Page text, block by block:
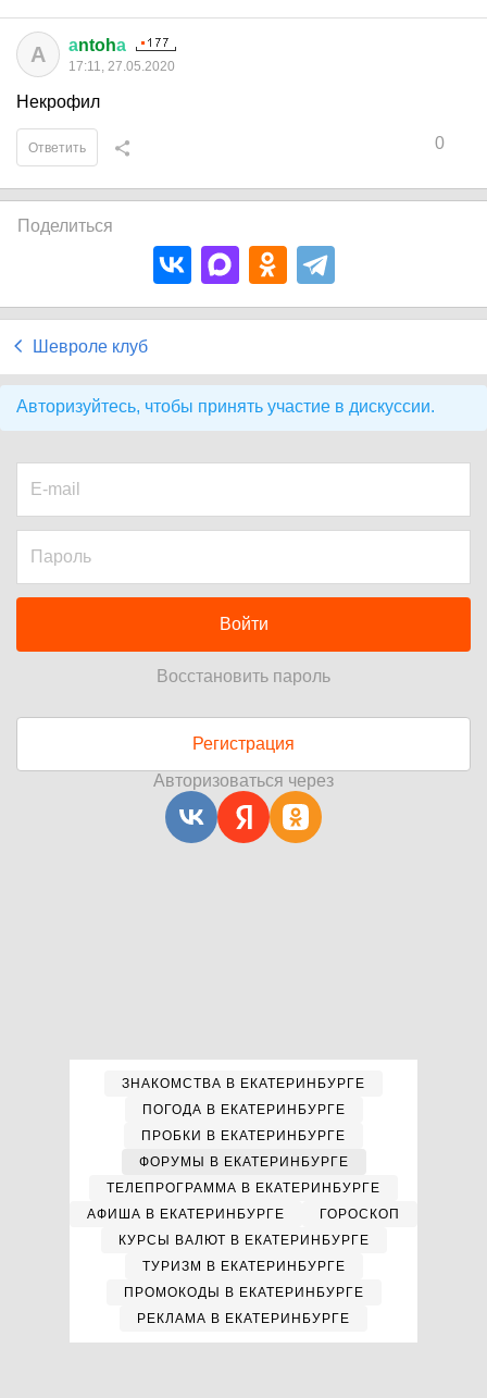
А аntohа
17:11, 27.05.2020
Некрофил
0
Ответить
Поделиться
Шевроле клуб
Авторизуйтесь, чтобы принять участие в дискуссии.
Войти
Восстановить пароль
Регистрация
Авторизоваться через
ЗНАКОМСТВА В ЕКАТЕРИНБУРГЕ
ПОГОДА В ЕКАТЕРИНБУРГЕ
ПРОБКИ В ЕКАТЕРИНБУРГЕ
ФОРУМЫ В ЕКАТЕРИНБУРГЕ
ТЕЛЕПРОГРАММА В ЕКАТЕРИНБУРГЕ
АФИША В ЕКАТЕРИНБУРГЕ
ГОРОСКОП
КУРСЫ ВАЛЮТ В ЕКАТЕРИНБУРГЕ
ТУРИЗМ В ЕКАТЕРИНБУРГЕ
ПРОМОКОДЫ В ЕКАТЕРИНБУРГЕ
РЕКЛАМА В ЕКАТЕРИНБУРГЕ